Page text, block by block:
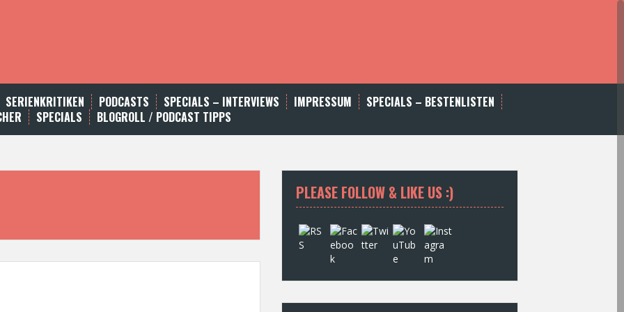
SERIENKRITIKEN PODCASTS SPECIALS – INTERVIEWS IMPRESSUM
SPECIALS – BESTENLISTEN
SPECIALS BLOGROLL / PODCAST TIPPS
PLEASE FOLLOW & LIKE US :)